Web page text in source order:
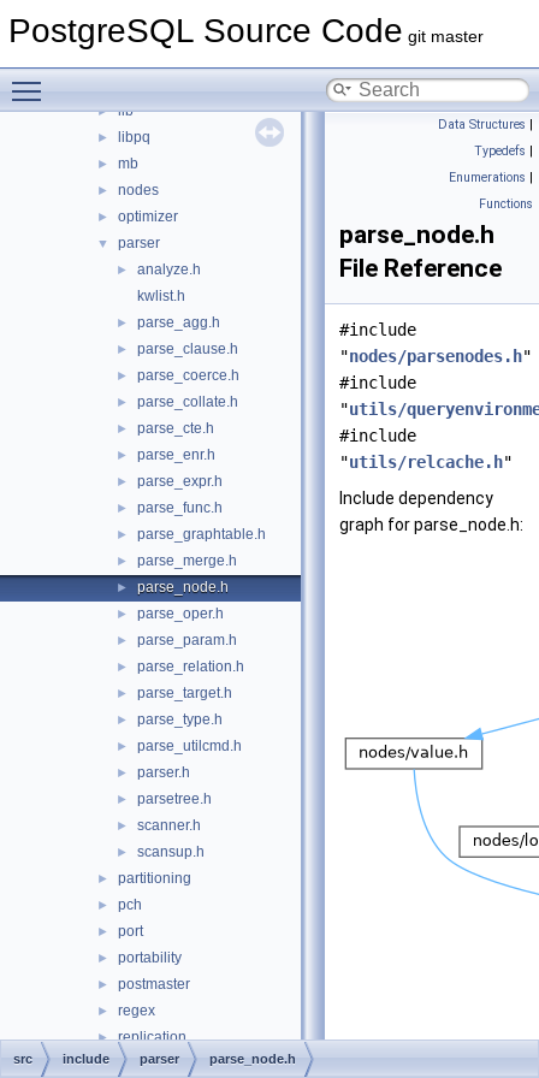
PostgreSQL Source Code git master
► fe_utils
► lib
► libpq
► mb
► nodes
► optimizer
▼ parser
►
analyze.h
kwlist.h
► parse_agg.h
► parse_clause.h
► parse_coerce.h
► parse_collate.h
► parse_cte.h
► parse_enr.h
► parse_expr.h
► parse_func.h
► parse_graphtable.h
► parse_merge.h
► parse_node.h
► parse_oper.h
► parse_param.h
► parse_relation.h
► parse_target.h
► parse_type.h
► parse_utilcmd.h
► parser.h
► parsetree.h
► scanner.h
► scansup.h
► partitioning
► pch
► port
► portability
► postmaster
► regex
► replication
► rewrite
Data Structures |
Typedefs |
Enumerations |
Functions
parse_node.h
File Reference
#include
"nodes/parsenodes.h"
#include
"utils/
#include
"utils/relcache.h"
Include dependency
graph for parse_node.h:
src include parser parse_node.h